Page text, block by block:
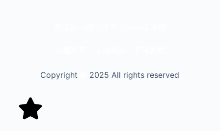
Copyright 2025 All rights reserved